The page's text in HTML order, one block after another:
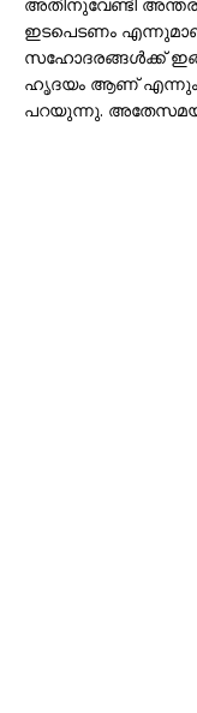
ഇടപെടണം
സഹോദരങ്ങൾക്ക്
ഹൃദയം ആണ് എന്നും
പറയുന്നു.